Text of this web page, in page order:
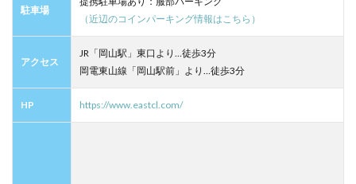
駐車場
（近辺のコインパーキング情報はこちら）
アクセス
JR「岡山駅」東口より…徒歩3分
岡電東山線「岡山駅前」より…徒歩3分
HP https://www.eastcl.com/